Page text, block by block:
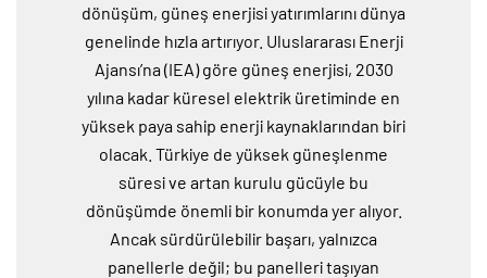
dönüşüm, güneş enerjisi yatırımlarını dünya
genelinde hızla artırıyor. Uluslararası Enerji
Ajansı’na (IEA) göre güneş enerjisi, 2030
yılına kadar küresel elektrik üretiminde en
yüksek paya sahip enerji kaynaklarından biri
olacak. Türkiye de yüksek güneşlenme
süresi ve artan kurulu gücüyle bu
dönüşümde önemli bir konumda yer alıyor.
Ancak sürdürülebilir başarı, yalnızca
panellerle değil; bu panelleri taşıyan